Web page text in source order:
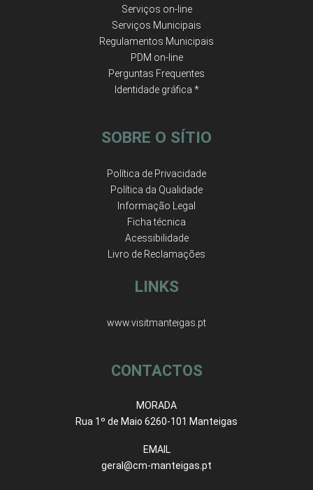
Serviços on-line
Serviços Municipais
Regulamentos Municipais
PDM on-line
Perguntas Frequentes
Identidade gráfica *
SOBRE O SÍTIO
Política de Privacidade
Política da Qualidade
Informação Legal
Ficha técnica
Acessibilidade
Livro de Reclamações
LINKS
www.visitmanteigas.pt
CONTACTOS
MORADA
Rua 1º de Maio 6260-101 Manteigas
EMAIL
geral@cm-manteigas.pt